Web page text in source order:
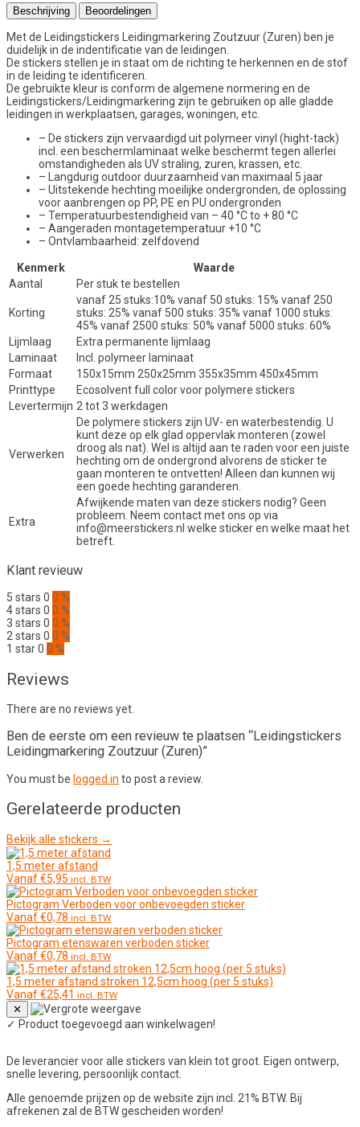
Beschrijving Beoordelingen
Met de Leidingstickers Leidingmarkering Zoutzuur (Zuren) ben je
duidelijk in de indentificatie van de leidingen.
De stickers stellen je in staat om de richting te herkennen en de stof
in de leiding te identificeren.
De gebruikte kleur is conform de algemene normering en de
Leidingstickers/Leidingmarkering zijn te gebruiken op alle gladde
leidingen in werkplaatsen, garages, woningen, etc.
– De stickers zijn vervaardigd uit polymeer vinyl (hight-tack)
incl. een beschermlaminaat welke beschermt tegen allerlei
omstandigheden als UV straling, zuren, krassen, etc.
– Langdurig outdoor duurzaamheid van maximaal 5 jaar
– Uitstekende hechting moeilijke ondergronden, de oplossing
voor aanbrengen op PP, PE en PU ondergronden
– Temperatuurbestendigheid van – 40 °C to + 80 °C
– Aangeraden montagetemperatuur +10 °C
– Ontvlambaarheid: zelfdovend
Kenmerk
Waarde
Aantal
Per stuk te bestellen
Korting
vanaf 25 stuks:10% vanaf 50 stuks: 15% vanaf 250
stuks: 25% vanaf 500 stuks: 35% vanaf 1000 stuks:
45% vanaf 2500 stuks: 50% vanaf 5000 stuks: 60%
Lijmlaag
Extra permanente lijmlaag
Laminaat
Incl. polymeer laminaat
Formaat
150x15mm 250x25mm 355x35mm 450x45mm
Printtype
Ecosolvent full color voor polymere stickers
Levertermijn 2 tot 3 werkdagen
Verwerken
De polymere stickers zijn UV- en waterbestendig. U
kunt deze op elk glad oppervlak monteren (zowel
droog als nat). Wel is altijd aan te raden voor een juiste
hechting om de ondergrond alvorens de sticker te
gaan monteren te ontvetten! Alleen dan kunnen wij
een goede hechting garanderen.
Extra
Afwijkende maten van deze stickers nodig? Geen
probleem. Neem contact met ons op via
info@meerstickers.nl welke sticker en welke maat het
betreft.
Klant revieuw
5 stars 0 0 %
4 stars 0 0 %
3 stars 0 0 %
2 stars 0 0 %
1 star0 0 %
Reviews
There are no reviews yet.
Ben de eerste om een revieuw te plaatsen “Leidingstickers
Leidingmarkering Zoutzuur (Zuren)”
You must be logged in to post a review.
Gerelateerde producten
Bekijk alle stickers →
1,5 meter afstand
Vanaf€5,95 incl. BTW
Pictogram Verboden voor onbevoegden sticker
Vanaf€0,78 incl. BTW
Pictogram etenswaren verboden sticker
Vanaf€0,78 incl. BTW
1,5 meter afstand stroken 12,5cm hoog (per 5 stuks)
Vanaf€25,41 incl. BTW
✕
✓ Product toegevoegd aan winkelwagen!
De leverancier voor alle stickers van klein tot groot. Eigen ontwerp,
snelle levering, persoonlijk contact.
Alle genoemde prijzen op de website zijn incl. 21% BTW. Bij
afrekenen zal de BTW gescheiden worden!